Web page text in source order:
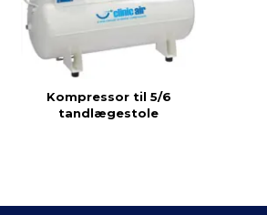
Kompressor til 5/6
tandlægestole